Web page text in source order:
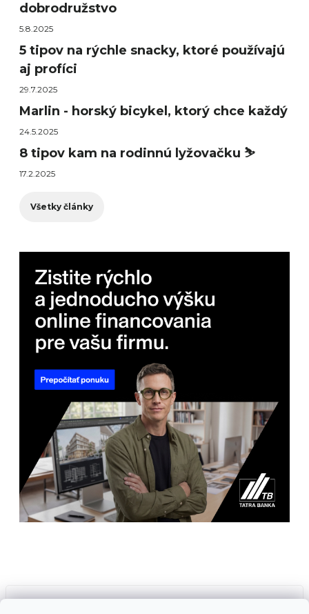
dobrodružstvo
5.8.2025
5 tipov na rýchle snacky, ktoré používajú
aj profíci
29.7.2025
Marlin - horský bicykel, ktorý chce každý
24.5.2025
8 tipov kam na rodinnú lyžovačku ⛷️
17.2.2025
Všetky články